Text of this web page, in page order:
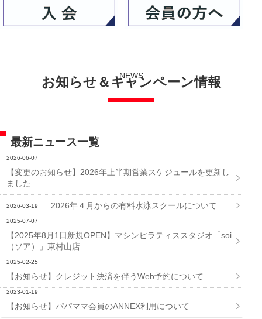
NEWS
お知らせ＆キャンペーン情報
最新ニュース一覧
2026-06-07
【変更のお知らせ】2026年上半期営業スケジュールを更新し
ました
2026-03-19 2026年４月からの有料水泳スクールについて
2025-07-07
【2025年8月1日新規OPEN】マシンピラティススタジオ「soi
（ソア）」東村山店
2025-02-25
【お知らせ】クレジット決済を伴うWeb予約について
2023-01-19
【お知らせ】パパママ会員のANNEX利用について